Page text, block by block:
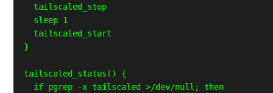
  tailscaled_stop
  sleep 1
  tailscaled_start
}
tailscaled_status() {
  if pgrep -x tailscaled >/dev/null; then